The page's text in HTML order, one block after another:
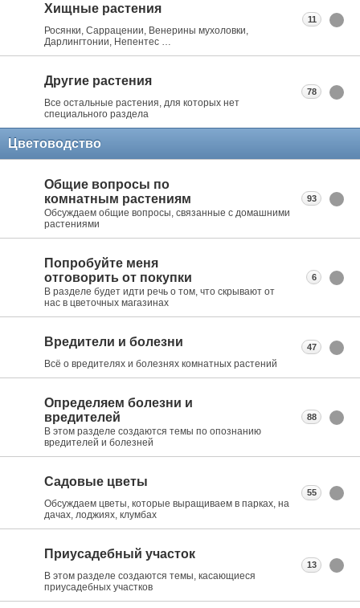
Хищные растения
Росянки, Саррацении, Венерины мухоловки,
Дарлингтонии, Непентес …
11
Другие растения
Все остальные растения, для которых нет
специального раздела
78
Цветоводство
Общие вопросы по
комнатным растениям
Обсуждаем общие вопросы, связанные с домашними
растениями
93
Попробуйте меня
отговорить от покупки
В разделе будет идти речь о том, что скрывают от
нас в цветочных магазинах
6
Вредители и болезни
Всё о вредителях и болезнях комнатных растений
47
Определяем болезни и
вредителей
В этом разделе создаются темы по опознанию
вредителей и болезней
88
Садовые цветы
Обсуждаем цветы, которые выращиваем в парках, на
дачах, лоджиях, клумбах
55
Приусадебный участок
В этом разделе создаются темы, касающиеся
приусадебных участков
13